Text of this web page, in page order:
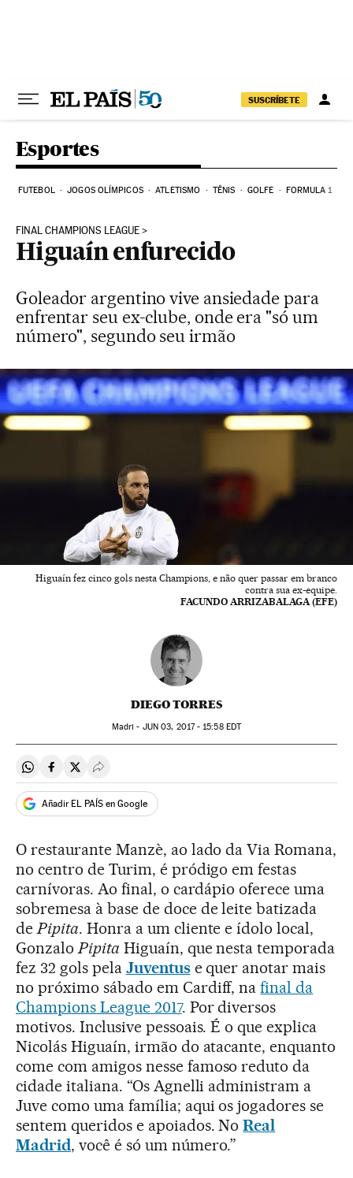
SUSCRÍBETE
Esportes
FUTEBOL JOGOS OLÍMPICOS ATLETISMO TÊNIS GOLFE FORMULA 1
FINAL CHAMPIONS LEAGUE
Higuaín enfurecido
Goleador argentino vive ansiedade para
enfrentar seu ex-clube, onde era "só um
número", segundo seu irmão
Higuaín fez cinco gols nesta Champions, e não quer passar em branco
contra sua ex-equipe.
FACUNDO ARRIZABALAGA (EFE)
DIEGO TORRES
Madri - JUN 03, 2017 - 15:58EDT
Compartir en Whatsapp
Compartir en Facebook
Compartir en Twitter
Desplegar Redes Sociales
Añadir EL PAÍS en Google
O restaurante Manzè, ao lado da Via Romana,
no centro de Turim, é pródigo em festas
carnívoras. Ao final, o cardápio oferece uma
sobremesa à base de doce de leite batizada
dePipita. Honra a um cliente e ídolo local,
GonzaloPipita Higuaín, que nesta temporada
fez 32 gols pela Juventuse quer anotar mais
no próximo sábado em Cardiff, nafinal da
Champions League 2017. Por diversos
motivos. Inclusive pessoais. É o que explica
Nicolás Higuaín, irmão do atacante, enquanto
come com amigos nesse famoso reduto da
cidade italiana. “Os Agnelli administram a
Juve como uma família; aqui os jogadores se
sentem queridos e apoiados. NoReal
Madrid, você é só um número.”